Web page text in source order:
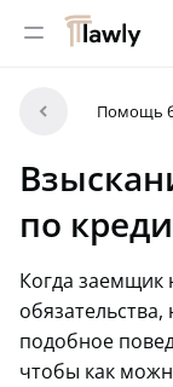
menu
arrowleft Помощь
по
Когда заемщик
подобное
чтобы как